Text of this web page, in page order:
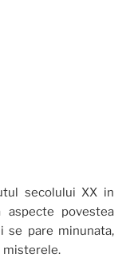
secolului XX in
povestea
se pare minunata,
misterele.